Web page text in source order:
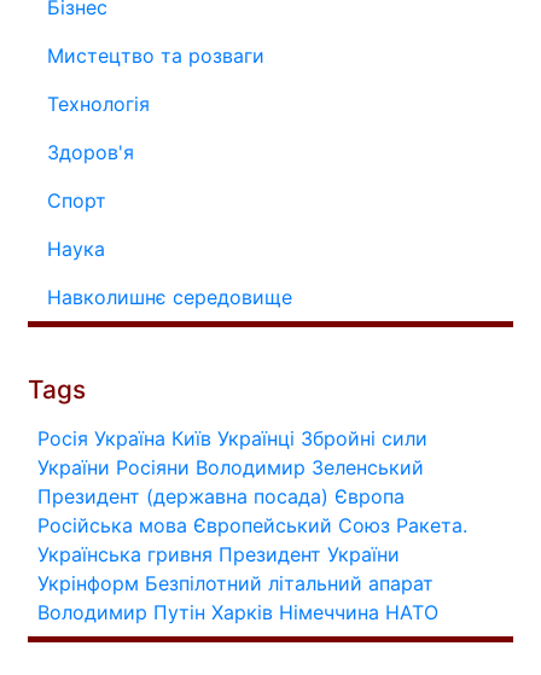
Бізнес
Мистецтво та розваги
Технологія
Здоров'я
Спорт
Наука
Навколишнє середовище
Tags
Росія Україна Київ Українці Збройні сили
України Росіяни Володимир Зеленський
Президент (державна посада) Європа
Російська мова Європейський Союз Ракета.
Українська гривня Президент України
Укрінформ Безпілотний літальний апарат
Володимир Путін Харків Німеччина НАТО